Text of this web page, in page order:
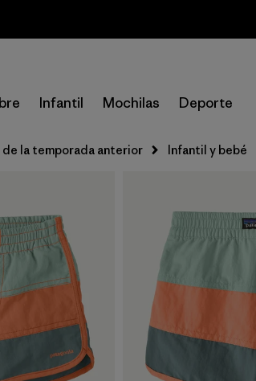
Infantil Mochilas Deporte
la temporada anterior Infantil y bebé